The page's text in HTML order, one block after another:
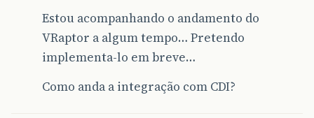
Estou acompanhando o andamento do
VRaptor a algum tempo… Pretendo
implementa-lo em breve…
Como anda a integração com CDI?